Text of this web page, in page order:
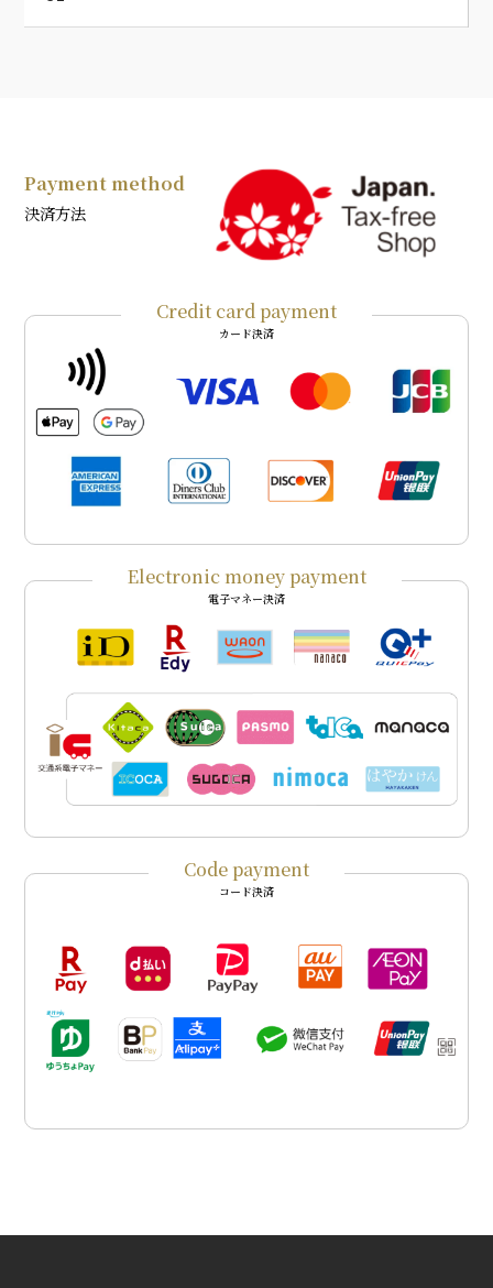
Payment method
決済方法
Credit card payment
カード決済
Electronic money payment
電子マネー決済
Code payment
コード決済